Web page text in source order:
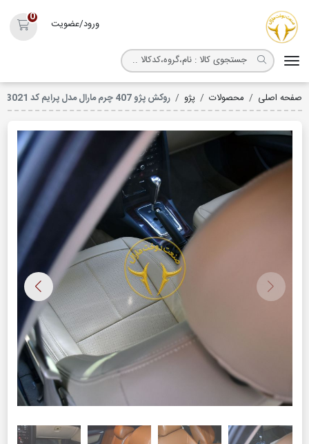
ورود/عضویت
0
صفحه اصلی محصولات پژو روکش پژو 407 چرم مارال مدل پرایم کد 3021